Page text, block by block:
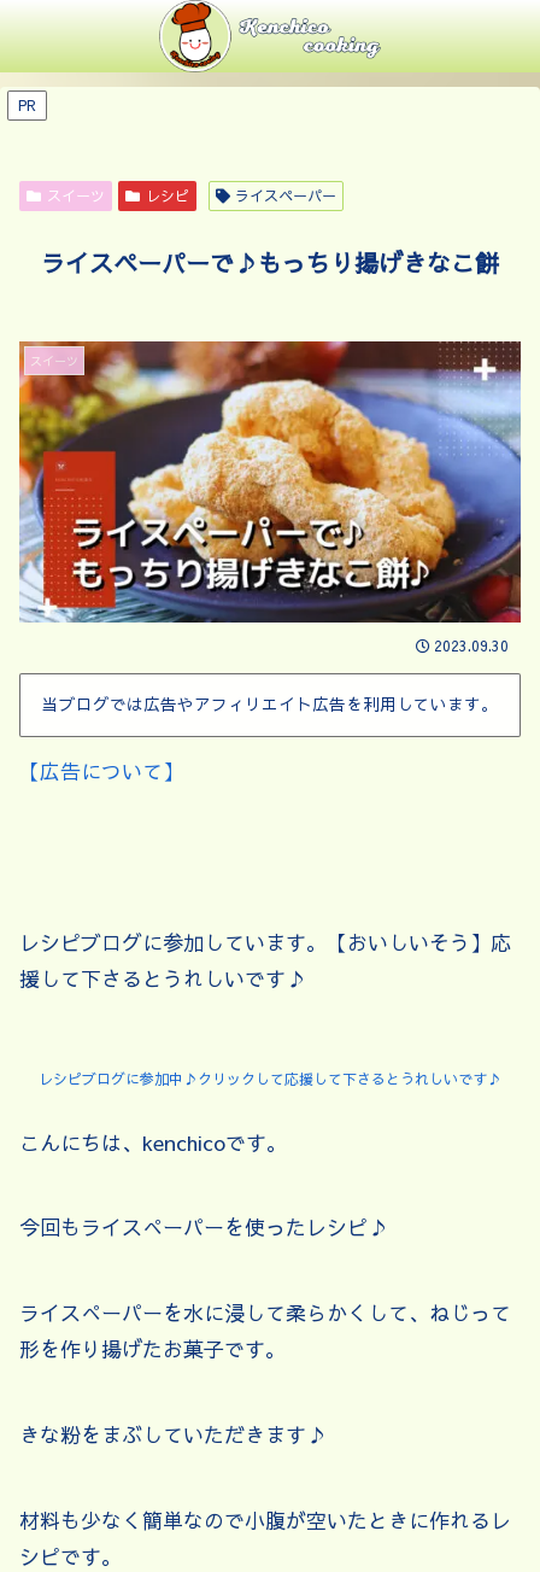
PR
スイーツ レシピ ライスペーパー
ライスペーパーで♪もっちり揚げきなこ餅
スイーツ
2023.09.30
当ブログでは広告やアフィリエイト広告を利用しています。
【広告について】
レシピブログに参加しています。【おいしいそう】応
援して下さるとうれしいです♪
レシピブログに参加中♪クリックして応援して下さるとうれしいです♪
こんにちは、kenchicoです。
今回もライスぺーパーを使ったレシピ♪
ライスぺーパーを水に浸して柔らかくして、ねじって
形を作り揚げたお菓子です。
きな粉をまぶしていただきます♪
材料も少なく簡単なので小腹が空いたときに作れるレ
シピです。